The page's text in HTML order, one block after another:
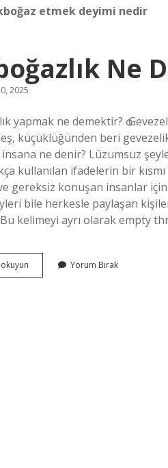
etmek deyimi nedir
Ne
2025
yapmak ne demektir? ѻ
küçüklüğünden beri
ne denir? Lüzumsuz
kullanılan ifadelerin bir
gereksiz konuşan insanlar
bile herkesle paylaşan
kelimeyi ayrı olarak empty
okuyun Boşboğazlık
Ne
Yorum Bırak